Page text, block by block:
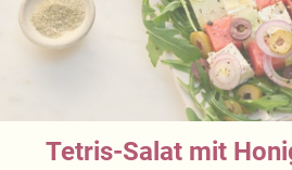
Tetris-Salat mit